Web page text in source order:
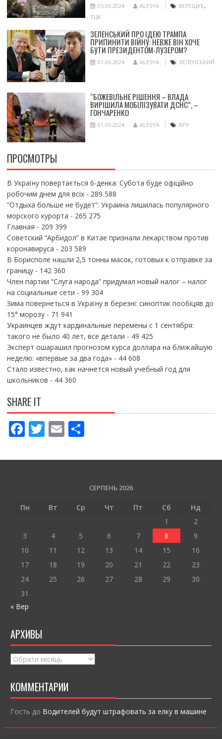
05.06.2024 ALESYA ВЕРЕЩУК,
ТЦК
ЗЕЛЕНСЬКИЙ ПРО ІДЕЮ ТРАМПА
ПРИПИНИТИ ВІЙНУ: НЕВЖЕ ВІН ХОЧЕ
БУТИ ПРЕЗИДЕНТОМ-ЛУЗЕРОМ?
01.06.2024 ALESYA ЗЕЛЕНСЬКИЙ
“БОЖЕВІЛЬНЕ РІШЕННЯ – ВЛАДА
ВИРІШИЛА МОБІЛІЗУВАТИ ДСНС”, –
ГОНЧАРЕНКО
01.06.2024 ALESYA ВРУ
ПРОСМОТРЫ
В Україну повертається 6-денка: Субота буде офіційно
робочим днем для всіх- 289 588
“Отдыха больше не будет”: Украина лишилась популярного
морского курорта - 265 275
Главная - 209 399
Советский “Арбидол” в Китае признали лекарством против
коронавируса - 203 589
В Борисполе нашли 2,5 тонны масок, готовых к отправке за
границу- 142 360
Член партии “Слуга народа” придумал новый налог – налог
на социальные сети - 99 304
Зима повернеться в Україну в березні: синоптик пообіцяв до
15° морозу- 71 941
Украинцев ждут кардинальные перемены с 1 сентября:
такого не было 40 лет, все детали - 49 425
Эксперт ошарашил прогнозом курса доллара на ближайшую
неделю: «впервые за два года»- 44 608
Стало известно, как начнется новый учебный год для
школьников - 44 360
SHARE IT
F
e
o
T
itt
E
ai
П
ді
и
т
СЕРПЕНЬ 2026
Пн Вт Ср Чт Пт Сб
Нд
1
2
3
4 5 6 7 8
9
10
11 12 13 14 15
16
17
18 19 20 21 22
23
24
25 26 27 28 29
30
31
« Вер
АРХИВЫ
Архивы
КОММЕНТАРИИ
Гость до Водителей будут штрафовать за елку в машине